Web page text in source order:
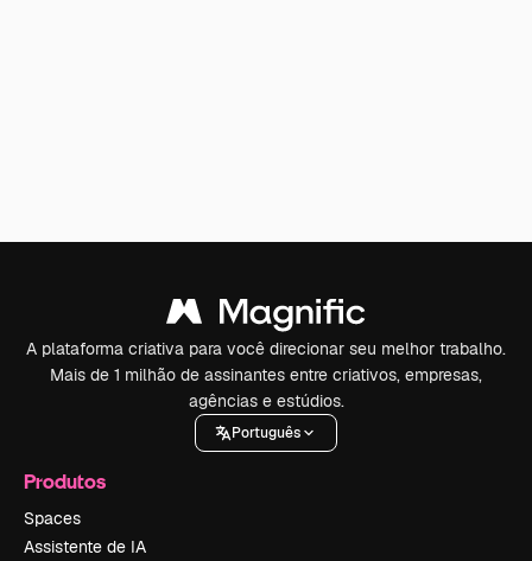
A plataforma criativa para você direcionar seu melhor trabalho.
Mais de 1 milhão de assinantes entre criativos, empresas,
agências e estúdios.
Português
Produtos
Spaces
Assistente de IA